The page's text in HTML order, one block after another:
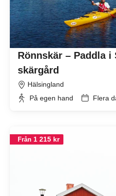
Rönnskär – Paddla i
skärgård
Hälsingland
På egen hand
Flera
Från 1 215 kr